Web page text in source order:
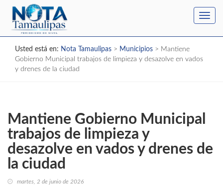
Usted está en: Nota Tamaulipas > Municipios > Mantiene
Gobierno Municipal trabajos de limpieza y desazolve en vados
y drenes de la ciudad
Mantiene Gobierno Municipal
trabajos de limpieza y
desazolve en vados y drenes de
la ciudad
martes, 2 de junio de 2026